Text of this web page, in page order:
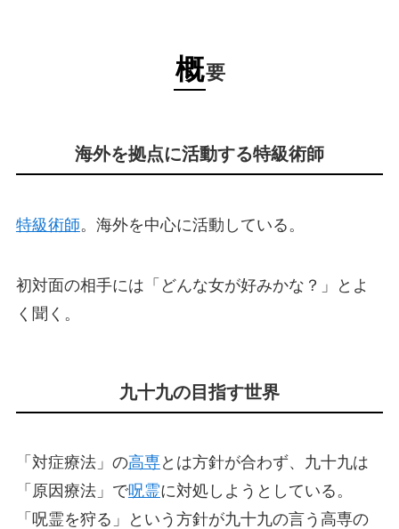
概要
海外を拠点に活動する特級術師
特級術師。海外を中心に活動している。
初対面の相手には「どんな女が好みかな？」とよ
く聞く。
九十九の目指す世界
「対症療法」の高専とは方針が合わず、九十九は
「原因療法」で呪霊に対処しようとしている。
「呪霊を狩る」という方針が九十九の言う高専の